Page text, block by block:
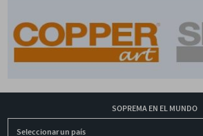
SOPREMA EN EL MUNDO
Seleccionar un país